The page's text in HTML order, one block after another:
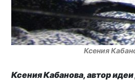
Ксения
Ксения Кабанова, автор